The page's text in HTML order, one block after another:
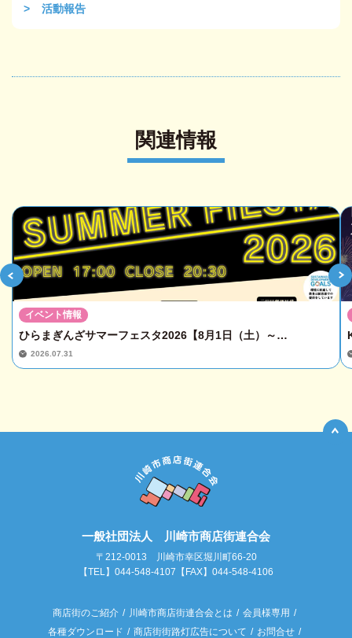
活動報告
関連情報
ひらまぎんざサマーフェスタ2026【8月1日（土）～…
2026.07.31
イベント情報
一般社団法人 川崎市商店街連合会
〒212-0013 川崎市幸区堀川町66-20
【TEL】044-548-4107【FAX】044-548-4106
商店街のご紹介 川崎市商店街連合会とは
会員様専用
各種ダウンロード
商店街街路灯広告について
お問合せ